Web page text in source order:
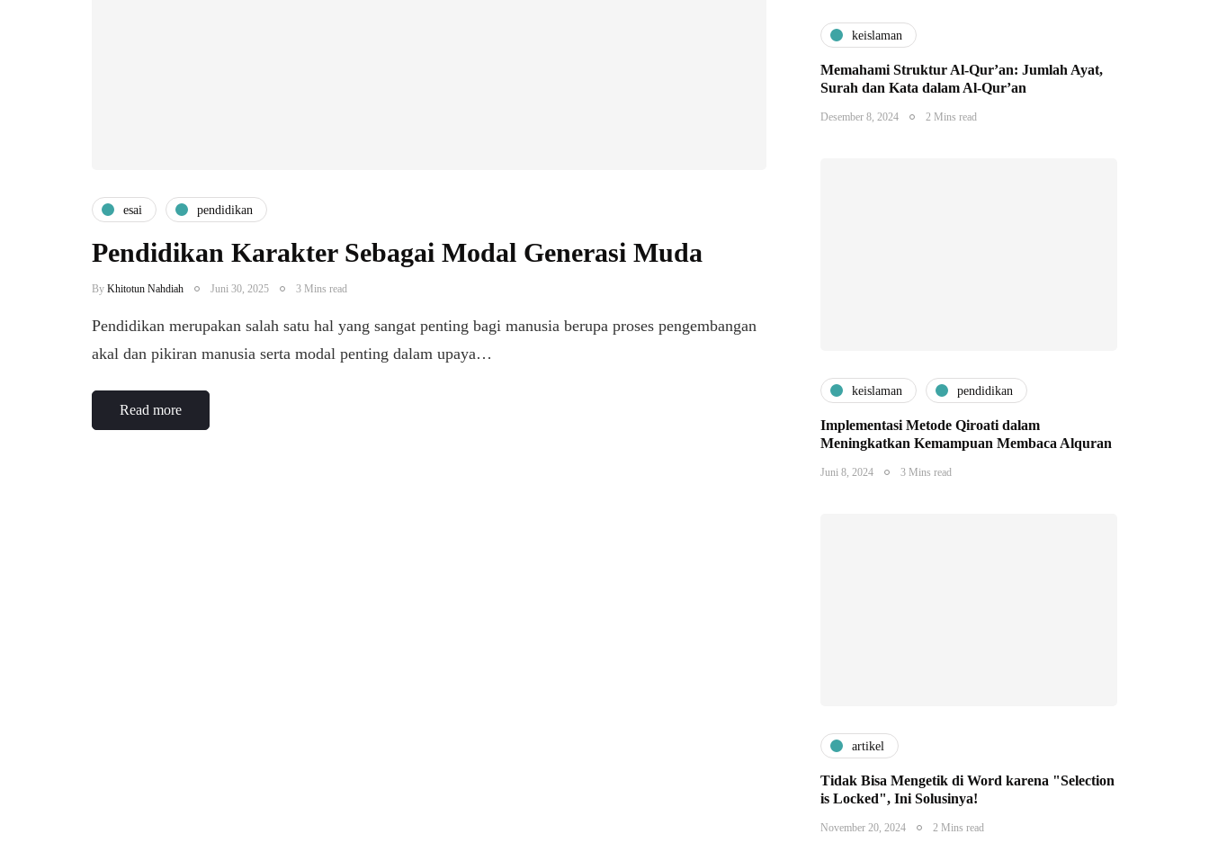
esai pendidikan
Pendidikan Karakter Sebagai Modal Generasi Muda
By Khitotun Nahdiah Juni 30, 2025 3 Mins read
Pendidikan merupakan salah satu hal yang sangat penting bagi manusia berupa proses pengembangan
akal dan pikiran manusia serta modal penting dalam upaya…
Read more
keislaman
Memahami Struktur Al-Qur’an: Jumlah Ayat,
Surah dan Kata dalam Al-Qur’an
Desember 8, 2024 2 Mins read
keislaman pendidikan
Implementasi Metode Qiroati dalam
Meningkatkan Kemampuan Membaca Alquran
Juni 8, 2024 3 Mins read
artikel
Tidak Bisa Mengetik di Word karena "Selection
is Locked", Ini Solusinya!
November 20, 2024 2 Mins read